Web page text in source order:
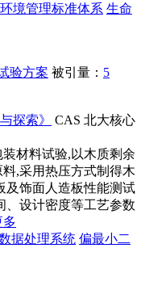
境管理标准体系 生命
验方案 被引量： 5
探索》 CAS 北大核心
材料试验,以木质剩余
,采用热压方式制得木
及饰面人造板性能测试
、设计密度等工艺参数
多
据处理系统 偏最小二